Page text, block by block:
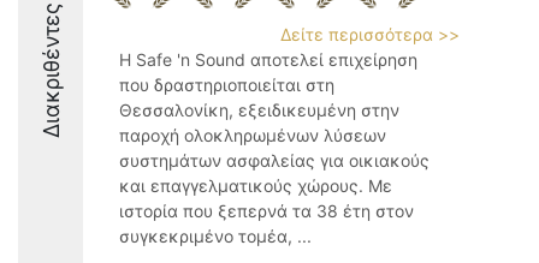
Διακριθέντες
Δείτε περισσότερα >>
Η Safe 'n Sound αποτελεί επιχείρηση
που δραστηριοποιείται στη
Θεσσαλονίκη, εξειδικευμένη στην
παροχή ολοκληρωμένων λύσεων
συστημάτων ασφαλείας για οικιακούς
και επαγγελματικούς χώρους. Με
ιστορία που ξεπερνά τα 38 έτη στον
συγκεκριμένο τομέα, ...